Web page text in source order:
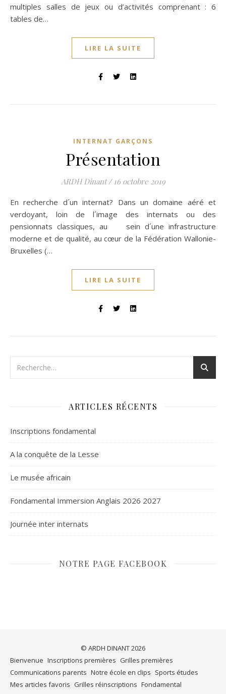
multiples salles de jeux ou d’activités comprenant : 6
tables de…
LIRE LA SUITE
INTERNAT GARÇONS
Présentation
ARDH Dinant / 16 octobre 2019
En recherche d´un internat? Dans un domaine aéré et
verdoyant, loin de l´image des internats ou des
pensionnats classiques, au sein d´une infrastructure
moderne et de qualité, au cœur de la Fédération Wallonie-
Bruxelles (…
LIRE LA SUITE
ARTICLES RÉCENTS
Inscriptions fondamental
A la conquête de la Lesse
Le musée africain
Fondamental Immersion Anglais 2026 2027
Journée inter internats
NOTRE PAGE FACEBOOK
© ARDH DINANT 2026
Bienvenue Inscriptions premières Grilles premières
Communications parents Notre école en clips Sports études
Mes articles favoris Grilles réinscriptions Fondamental